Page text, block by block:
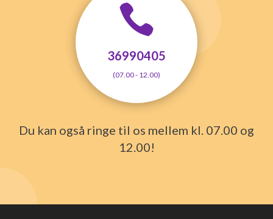

36990405
(07.00 - 12.00)
Du kan også ringe til os mellem kl. 07.00 og
12.00!